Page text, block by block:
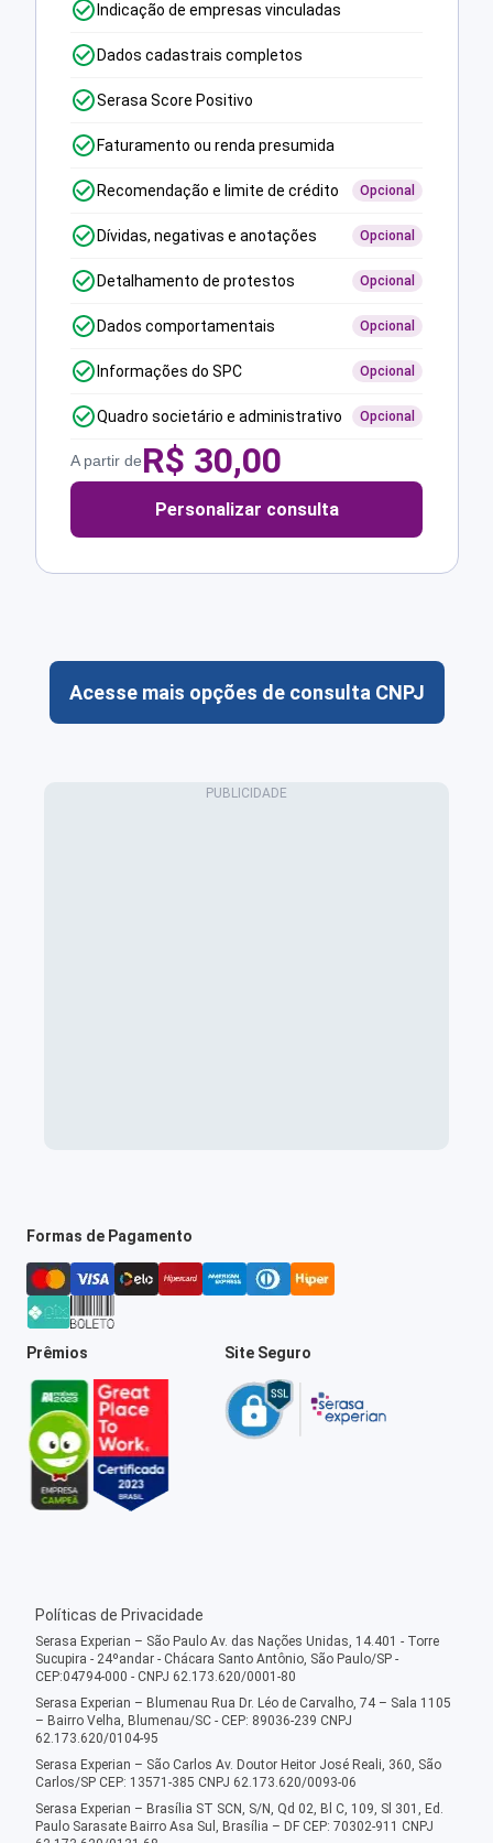
Indicação de empresas vinculadas
Dados cadastrais completos
Serasa Score Positivo
Faturamento ou renda presumida
Recomendação e limite de crédito Opcional
Dívidas, negativas e anotações Opcional
Detalhamento de protestos Opcional
Dados comportamentais Opcional
Informações do SPC Opcional
Quadro societário e administrativo Opcional
A partir deR$ 30,00
Personalizar consulta
Acesse mais opções de consulta CNPJ
Formas de Pagamento
Prêmios Site Seguro
Políticas de Privacidade
Serasa Experian – São Paulo Av. das Nações Unidas, 14.401 - Torre
Sucupira - 24ºandar - Chácara Santo Antônio, São Paulo/SP -
CEP:04794-000 - CNPJ 62.173.620/0001-80
Serasa Experian – Blumenau Rua Dr. Léo de Carvalho, 74 – Sala 1105
– Bairro Velha, Blumenau/SC - CEP: 89036-239 CNPJ
62.173.620/0104-95
Serasa Experian – São Carlos Av. Doutor Heitor José Reali, 360, São
Carlos/SP CEP: 13571-385 CNPJ 62.173.620/0093-06
Serasa Experian – Brasília ST SCN, S/N, Qd 02, Bl C, 109, Sl 301, Ed.
Paulo Sarasate Bairro Asa Sul, Brasília – DF CEP: 70302-911 CNPJ